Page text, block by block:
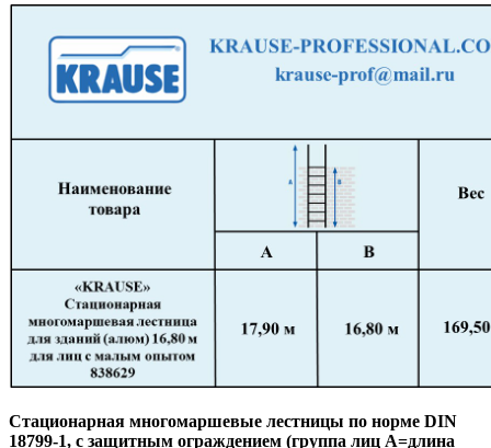
опытом
838629
Стационарная многомаршевые лестницы по норме DIN
18799-1, с защитным ограждением (группа лиц А=длина